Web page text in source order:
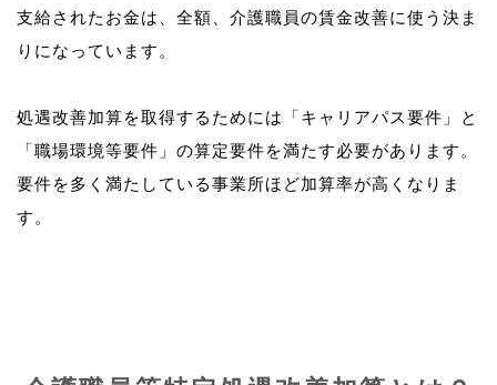
支給されたお金は、全額、介護職員の賃金改善に使う決ま
りになっています。
処遇改善加算を取得するためには「キャリアパス要件」と
「職場環境等要件」の算定要件を満たす必要があります。
要件を多く満たしている事業所ほど加算率が高くなりま
す。